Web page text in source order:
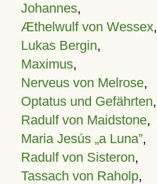
Johannes,
Æthelwulf von Wessex,
Lukas Bergin,
Maximus,
Nerveus von Melrose,
Optatus und Gefährten,
Radulf von Maidstone,
Maria Jesús „a Luna”,
Radulf von Sisteron,
Tassach von Raholp,